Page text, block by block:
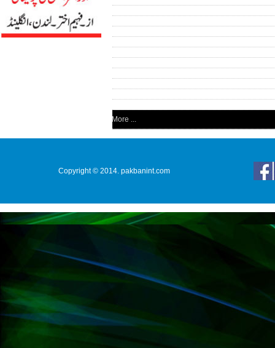
More ...
Copyright © 2014. pakbanint.com